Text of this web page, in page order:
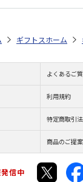
お中元・夏ギフト特
ギフトストア
ホーム
よくあるご
利用規約
特定商取引
商品のご提
信中